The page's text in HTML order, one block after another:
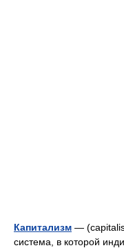
Капитализм —
система, в которой